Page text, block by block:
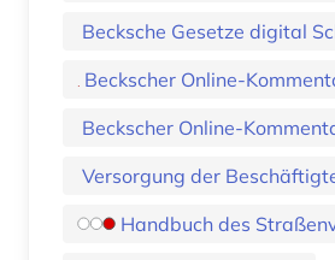
Becksche Gesetze digital
Beckscher Online-
Beckscher Online-
Handbuch des